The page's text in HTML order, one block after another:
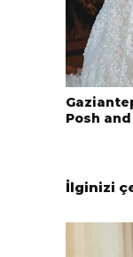
Posh
İlginizi